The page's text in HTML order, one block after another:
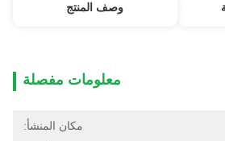
وصف المنتج
معلومات مفصلة
مكان المنشأ: